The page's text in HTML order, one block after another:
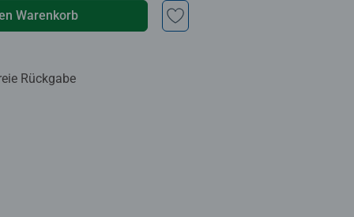
Warenkorb
Rückgabe